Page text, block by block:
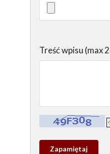
Treść wpisu (max
Kontrola - wprowadź
Zapamietaj